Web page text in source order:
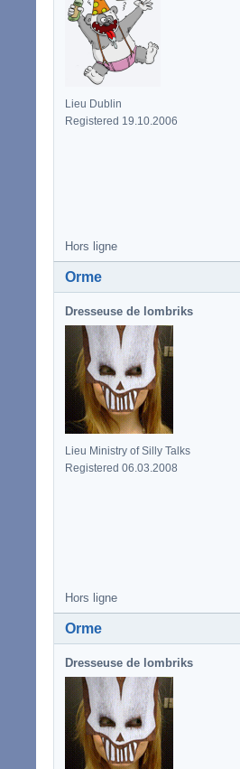
Lieu Dublin
Registered 19.10.2006
Hors ligne
Orme
Dresseuse de lombriks
Lieu Ministry of Silly Talks
Registered 06.03.2008
Hors ligne
Orme
Dresseuse de lombriks